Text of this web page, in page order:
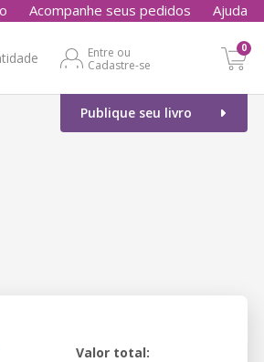
Acompanhe seus pedidos Ajuda
Entre ou
Cadastre-se
0
Publique seu livro
Valor total: